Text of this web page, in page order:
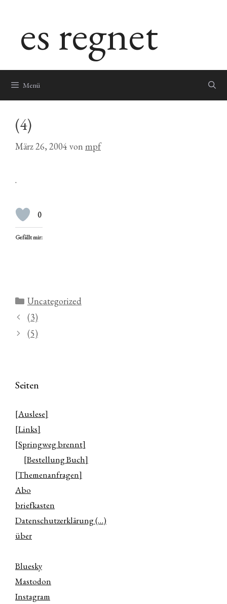
springenes regnet
Menü
(4)
März 26, 2004 von mpf
.
0
Gefällt mir:
Kategorien
Uncategorized
(3)
(5)
Seiten
[Auslese]
[Links]
[Springweg brennt]
[Bestellung Buch]
[Themenanfragen]
Abo
briefkasten
Datenschutzerklärung (…)
über
Bluesky
Mastodon
Instagram